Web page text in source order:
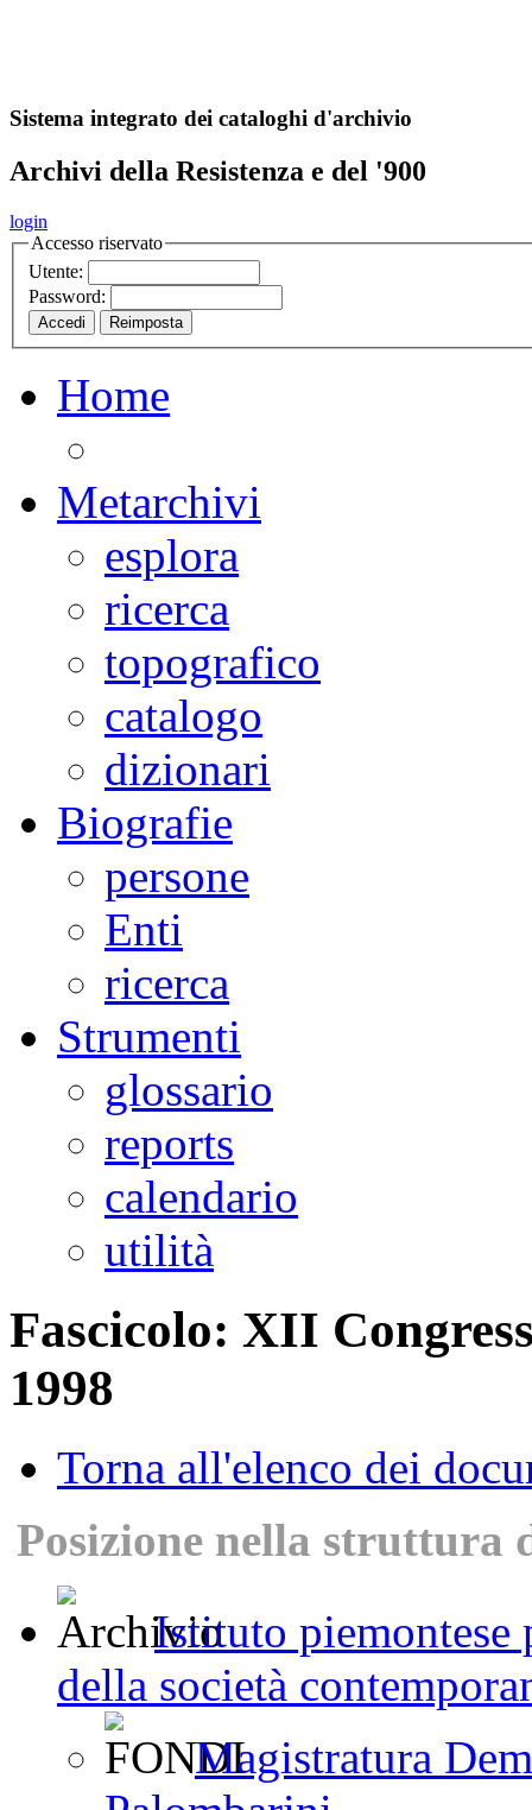
Sistema integrato dei cataloghi d'archivio
Archivi della Resistenza e del '900
login
Accesso riservato
Utente:
Password:
Home
Metarchivi
esplora
ricerca
topografico
catalogo
dizionari
Biografie
persone
Enti
ricerca
Strumenti
glossario
reports
calendario
utilità
Fascicolo: XII
1998
Torna all'elenco dei
Posizione nella struttura
Istituto piemontese
della società
Magistratura